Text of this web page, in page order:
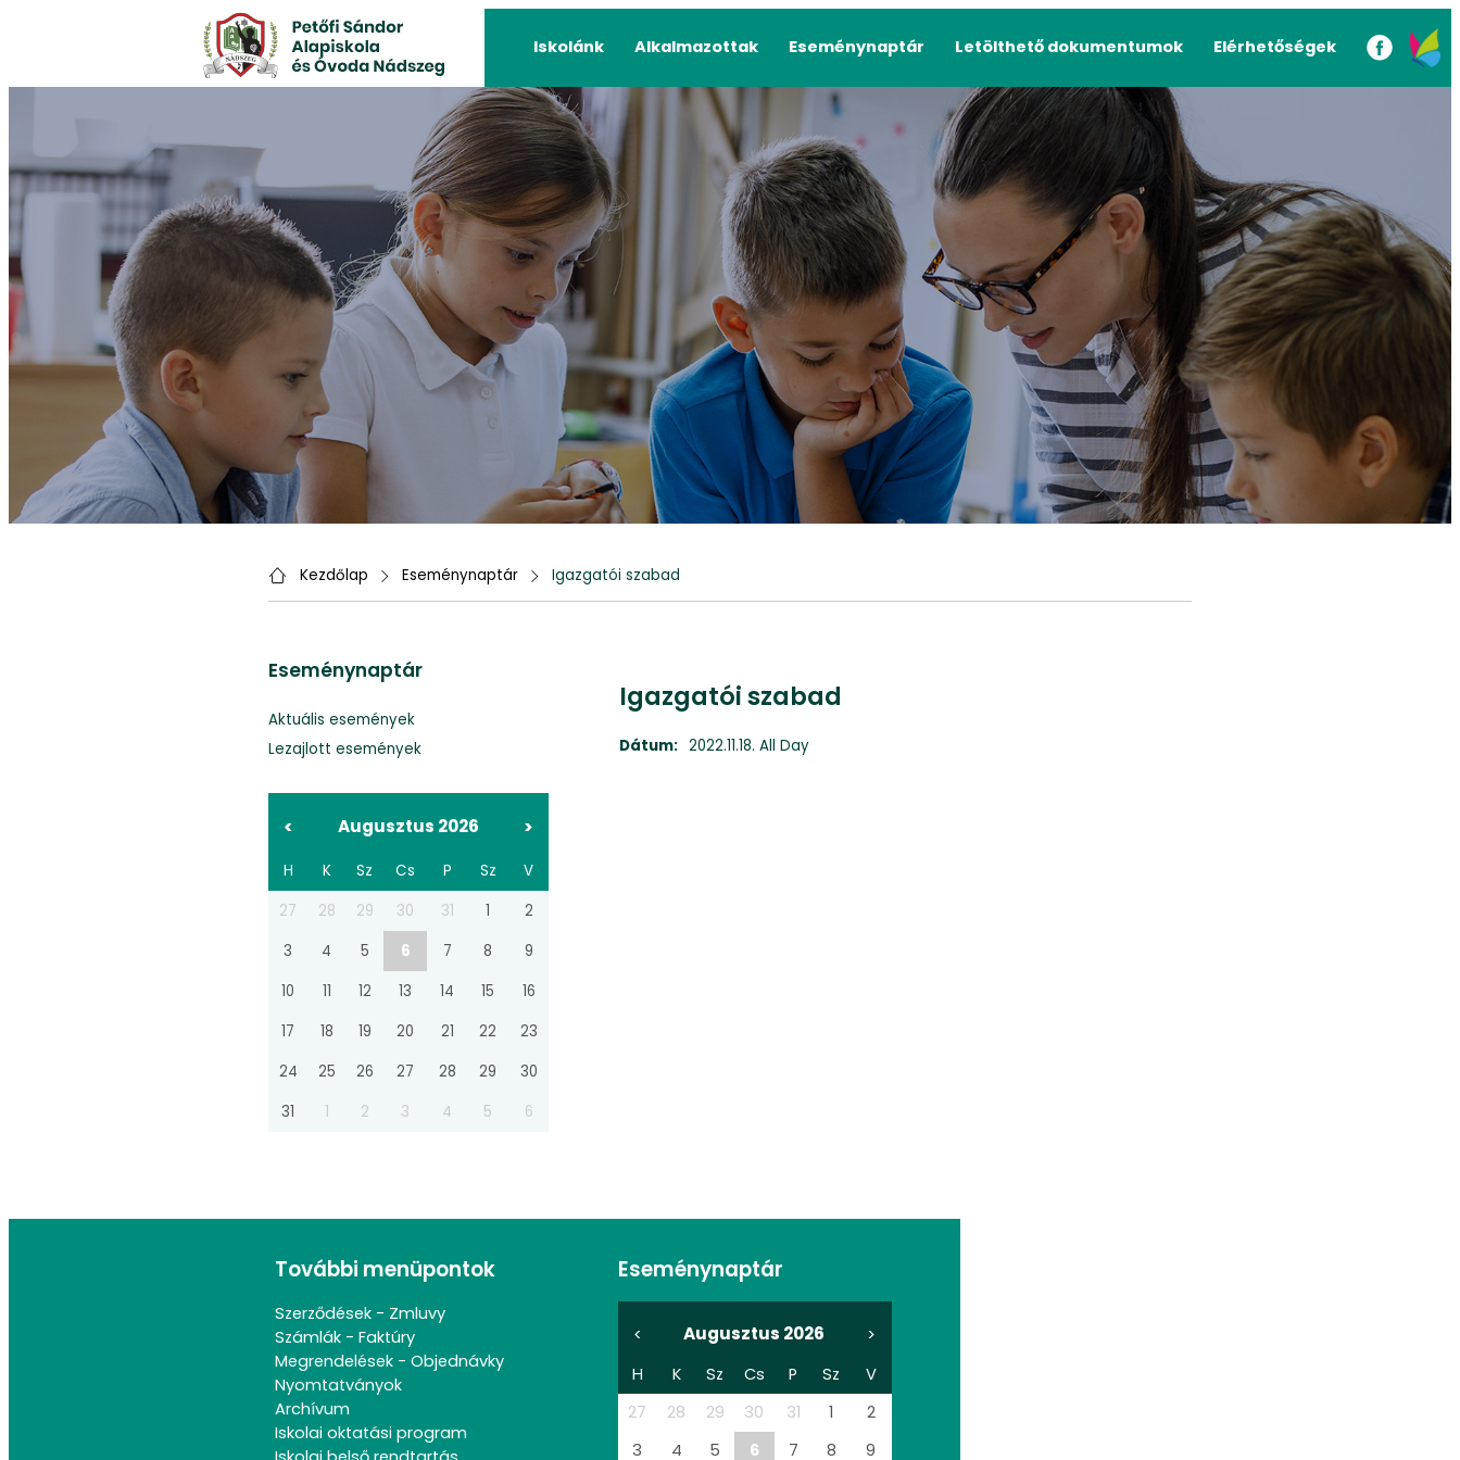
Iskolánk Alkalmazottak Eseménynaptár Letölthető dokumentumok Elérhetőségek
Kezdőlap Eseménynaptár Igazgatói szabad
Eseménynaptár
Aktuális események
Lezajlott események
< Augusztus 2026 >
H K Sz Cs P Sz
V
27
28 29 30 31 1
2
3
4 5 6 7 8
9
10
11 12 13 14 15
16
17
18 19 20 21 22
23
24
25 26 27 28 29
30
31
1 2 3 4 5 6
Igazgatói szabad
Dátum: 2022.11.18. All Day
További menüpontok
Szerződések - Zmluvy
Számlák - Faktúry
Megrendelések - Objednávky
Nyomtatványok
Archívum
Iskolai oktatási program
Eseménynaptár
< Augusztus 2026
>
H
K Sz Cs P Sz
V
27
28 29 30 31 1
2
3
4 5 6 7 8 9